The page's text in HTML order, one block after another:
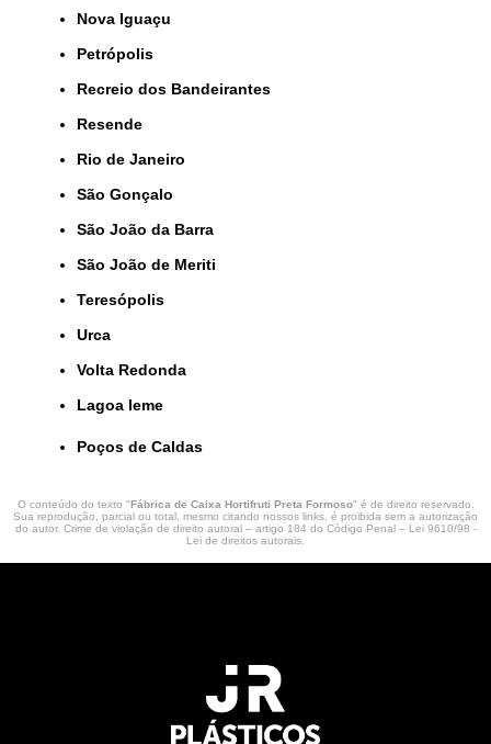
Nova Iguaçu
Petrópolis
Recreio dos Bandeirantes
Resende
Rio de Janeiro
São Gonçalo
São João da Barra
São João de Meriti
Teresópolis
Urca
Volta Redonda
lagoa leme
Poços de Caldas
O conteúdo do texto "Fábrica de Caixa Hortifruti Preta Formoso" é de direito reservado.
Sua reprodução, parcial ou total, mesmo citando nossos links, é proibida sem a autorização
do autor. Crime de violação de direito autoral – artigo 184 do Código Penal – Lei 9610/98 -
Lei de direitos autorais.